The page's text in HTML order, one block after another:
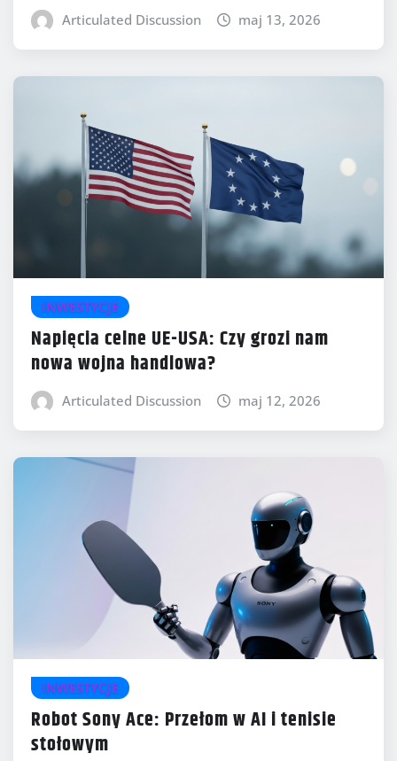
Articulated Discussion maj 13, 2026
INWESTYCJE
Napięcia celne UE-USA: Czy grozi nam
nowa wojna handlowa?
Articulated Discussion maj 12, 2026
INWESTYCJE
Robot Sony Ace: Przełom w AI i tenisie
stołowym